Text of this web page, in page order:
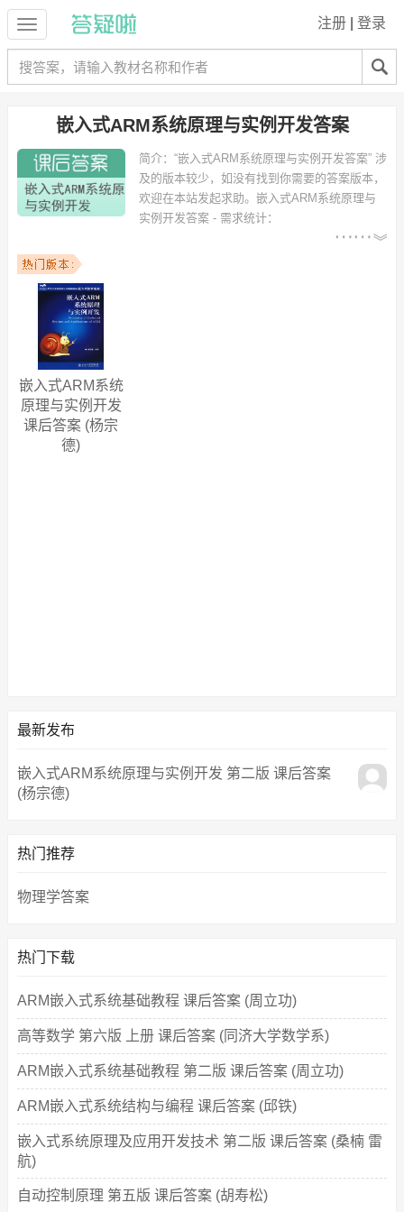
注册 登录
嵌入式ARM系统原理与实例开发答案
简介： “嵌入式ARM系统原理与实例开发答案” 涉
及的版本较少，如没有找到你需要的答案版本，
欢迎在本站发起求助。 嵌入式ARM系统原理与
实例开发答案 - 需求统计：
：电子信息工
程、计算机科学与技术、机电一体化、测控技术与仪器、信息工程、信
息与通信工程、电信工程及管理、网络工程（物联网） 等专业。
以下学校的同学下载过
学、深圳大学、桂林电子科技大学信息科技学院、海南大学、桂林电子
科技大学、防灾科技学院、江苏工业大学、浙江大学、贵阳学院、西安
交通大学附属中学 等。
嵌入式ARM系统
原理与实例开发
课后答案 (杨宗
德)
最新发布
嵌入式ARM系统原理与实例开发 第二版 课后答案
(杨宗德)
热门推荐
物理学答案
热门下载
ARM嵌入式系统基础教程 课后答案 (周立功)
高等数学 第六版 上册 课后答案 (同济大学数学系)
ARM嵌入式系统基础教程 第二版 课后答案 (周立功)
ARM嵌入式系统结构与编程 课后答案 (邱铁)
嵌入式系统原理及应用开发技术 第二版 课后答案 (桑楠 雷
航)
自动控制原理 第五版 课后答案 (胡寿松)